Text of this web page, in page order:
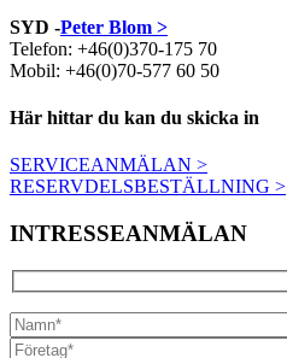
SYD -Peter Blom >
Telefon: +46(0)370-175 70
Mobil: +46(0)70-577 60 50
Här hittar du kan du skicka in
SERVICEANMÄLAN >
RESERVDELSBESTÄLLNING >
INTRESSEANMÄLAN